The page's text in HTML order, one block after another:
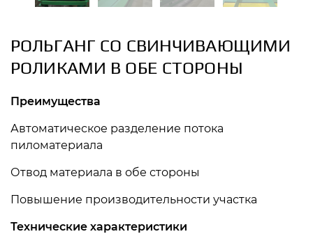
РОЛЬГАНГ СО СВИНЧИВАЮЩИМИ
РОЛИКАМИ В ОБЕ СТОРОНЫ
Преимущества
Автоматическое разделение потока
пиломатериала
Отвод материала в обе стороны
Повышение производительности участка
Технические характеристики